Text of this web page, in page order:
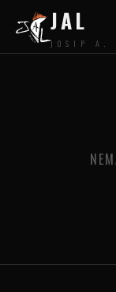
JAL
JOSIP A.